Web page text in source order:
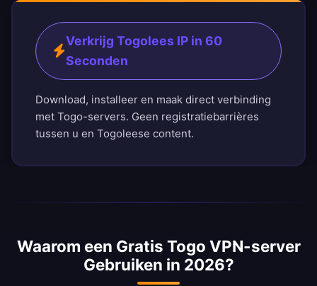
Verkrijg Togolees IP in 60
Seconden
Download, installeer en maak direct verbinding
met Togo-servers. Geen registratiebarrières
tussen u en Togoleese content.
Waarom een Gratis Togo VPN-server
Gebruiken in 2026?